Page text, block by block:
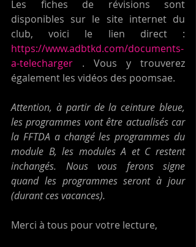
Les fiches de révisions sont
disponibles sur le site internet du
https://www.adbtkd.com/documents-
a-telecharger . Vous y trouverez
également les vidéos des poomsae.
Attention, à partir de la ceinture bleue,
les programmes vont être actualisés car
la FFTDA a changé les programmes du
module B, les modules A et C restent
inchangés. Nous vous ferons signe
quand les programmes seront à jour
(durant ces vacances).
Merci à tous pour votre lecture,